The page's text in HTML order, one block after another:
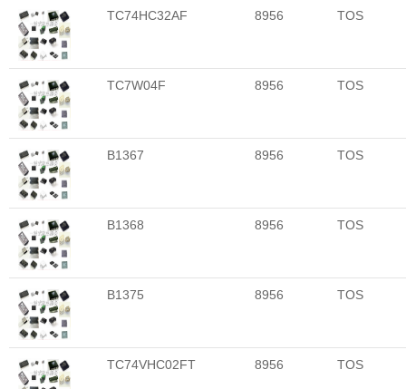
TC74HC32AF 8956 TOS
TC7W04F 8956 TOS
B1367 8956 TOS
B1368 8956 TOS
B1375 8956 TOS
TC74VHC02FT 8956 TOS